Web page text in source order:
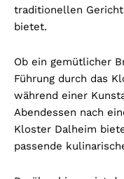
traditionellen
bietet.
Ob ein gemütlicher
Führung durch das
während einer
Abendessen nach
Kloster Dalheim
passende